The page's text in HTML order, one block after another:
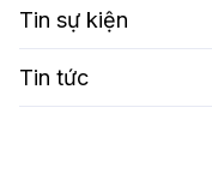
Tin sự kiện
Tin tức